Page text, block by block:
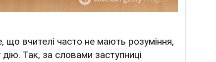
що вчителі часто не мають розуміння,
Так, за словами заступниці